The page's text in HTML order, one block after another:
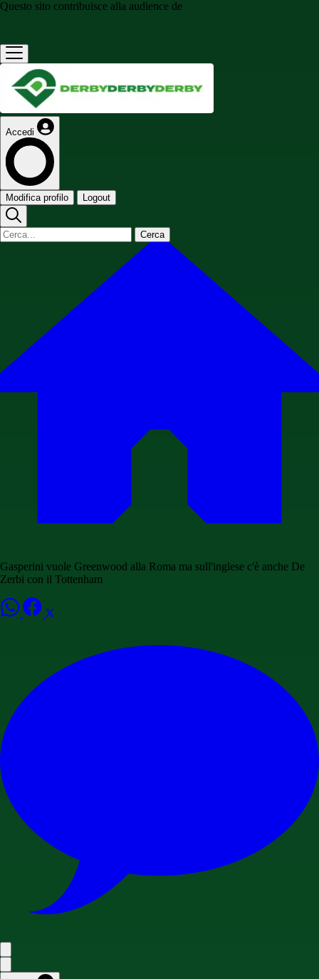
Questo sito contribuisce alla audience de
Accedi
Modifica profilo Logout
Cerca
Gasperini vuole Greenwood alla Roma ma sull'inglese c'è anche De
Zerbi con il Tottenham